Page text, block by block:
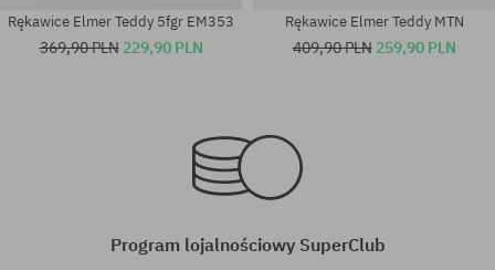
M; L
Rękawice Elmer Teddy 5fgr EM353
369,90 PLN 229,90 PLN
Rękawice Elmer Teddy MTN
409,90 PLN 259,90 PLN
Program lojalnościowy SuperClub